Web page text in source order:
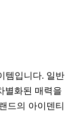
템입니다. 일반
별화된 매력을
드의 아이덴티